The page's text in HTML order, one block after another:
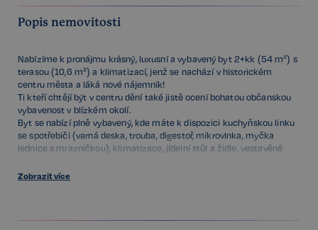
Popis nemovitosti
Nabízíme k pronájmu krásný, luxusní a vybavený byt 2+kk (54 m²) s
terasou (10,6 m²) a klimatizací, jenž se nachází v historickém
centru města a láká nové nájemník!
Ti kteří chtějí být v centru dění také jistě ocení bohatou občanskou
vybavenost v blízkém okolí.
Byt se nabízí plně vybavený, kde máte k dispozici kuchyňskou linku
se spotřebiči (varná deska, trouba, digestoř, mikrovlnka, myčka
lednice s mrazničkou), klimatizace, jídelní stůl a židle, vestavěné
stěnou, TV a vstupem na terasu s krásným výhledem na město a
Zobrazit více